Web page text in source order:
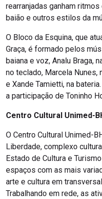
rearranjadas ganham
baião e outros estilos da
O Bloco da Esquina, que
Graça, é formado pelos
baiana e voz, Analu Braga,
no teclado, Marcela Nunes,
e Xande Tamietti, na
a participação de Toninho
Centro Cultural Unimed-
O Centro Cultural Unimed-
Liberdade, complexo
Estado de Cultura e
espaços com as mais
arte e cultura em
Trabalhando em rede, as